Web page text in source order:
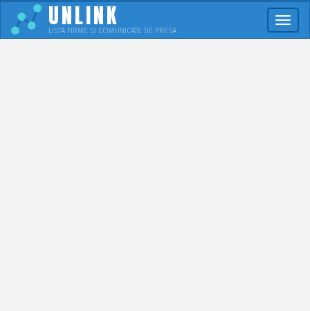
UNLINK
LISTA FIRME SI COMUNICATE DE PRESA